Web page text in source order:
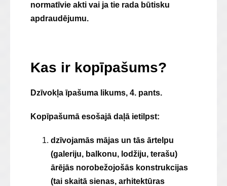
normatīvie akti vai ja tie rada būtisku
apdraudējumu.
Kas ir kopīpašums?
Dzīvokļa īpašuma likums, 4. pants.
Kopīpašumā esošajā daļā ietilpst:
dzīvojamās mājas un tās ārtelpu
(galeriju, balkonu, lodžiju, terašu)
ārējās norobežojošās konstrukcijas
(tai skaitā sienas, arhitektūras